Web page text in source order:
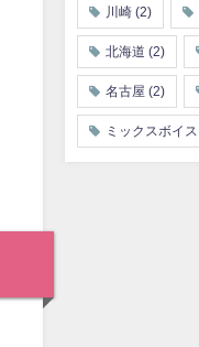
川崎(2)
北海道 (2)
名古屋 (2)
ミックスボイス